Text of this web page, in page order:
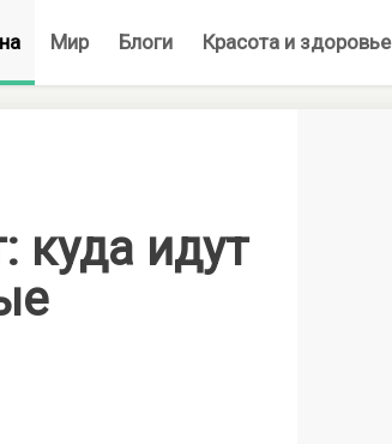
Мир Блоги Красота и здоровье
куда идут